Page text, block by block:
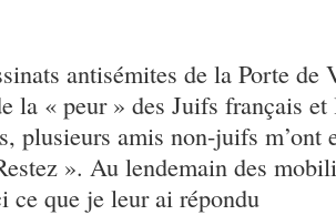
antisémites de la Porte de
la « peur » des Juifs français
plusieurs amis non-juifs m’ont
». Au lendemain des
ce que je leur ai répondu